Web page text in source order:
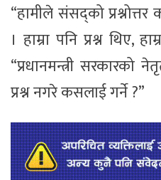
“हामीले संसद्को प्रश्नोत्तर
। हाम्रा पनि प्रश्न थिए,
“प्रधानमन्त्री सरकारको
प्रश्न नगरे कसलाई गर्ने ?”